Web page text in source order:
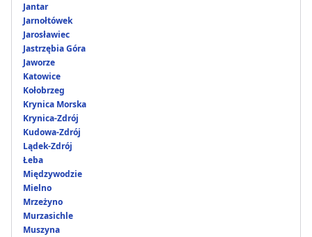
Jantar
Jarnołtówek
Jarosławiec
Jastrzębia Góra
Jaworze
Katowice
Kołobrzeg
Krynica Morska
Krynica-Zdrój
Kudowa-Zdrój
Lądek-Zdrój
Łeba
Międzywodzie
Mielno
Mrzeżyno
Murzasichle
Muszyna